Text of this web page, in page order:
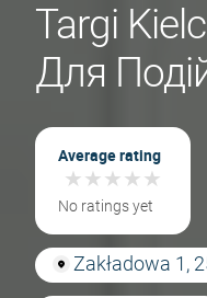
Targi
Для
Average rating
★★★★★
★★★★★
No ratings yet
Zakładowa 1,